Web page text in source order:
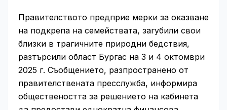
Правителството предприе мерки за оказване
на подкрепа на семействата, загубили свои
близки в трагичните природни бедствия,
разтърсили област Бургас на 3 и 4 октомври
2025 г. Съобщението, разпространено от
правителствената пресслужба, информира
обществеността за решението на кабинета